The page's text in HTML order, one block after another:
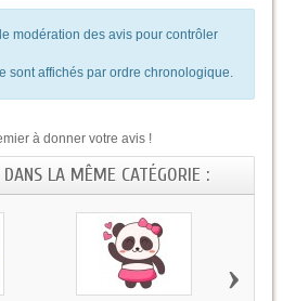
modération des avis pour contrôler
sont affichés par ordre chronologique.
à donner votre avis !
LA MÊME CATÉGORIE :
›